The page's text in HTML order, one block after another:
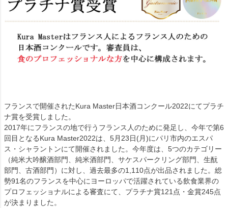
フランスで開催されたKura Master日本酒コンクール2022にてプラチ
ナ賞を受賞しました。
2017年にフランスの地で行うフランス人のために発足し、今年で第6
回目となるKura Master2022は、5月23日(月)にパリ市内のエスパ
ス・シャラントンにて開催されました。今年度は、5つのカテゴリー
（純米大吟醸酒部門、純米酒部門、サケスパークリング部門、生酛
部門、古酒部門）に対し、過去最多の1,110点が出品されました。総
勢91名のフランスを中心にヨーロッパで活躍されている飲食業界の
プロフェッショナルによる審査にて、プラチナ賞121点・金賞245点
が決まりました。